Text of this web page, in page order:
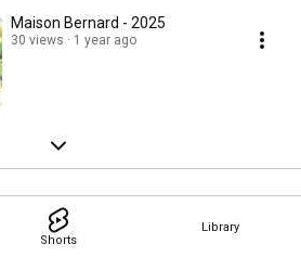
Shorts
Library
Maison Bernard - 2025
30 views 1 year ago